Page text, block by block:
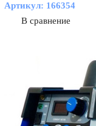
Артикул: 166354
В сравнение